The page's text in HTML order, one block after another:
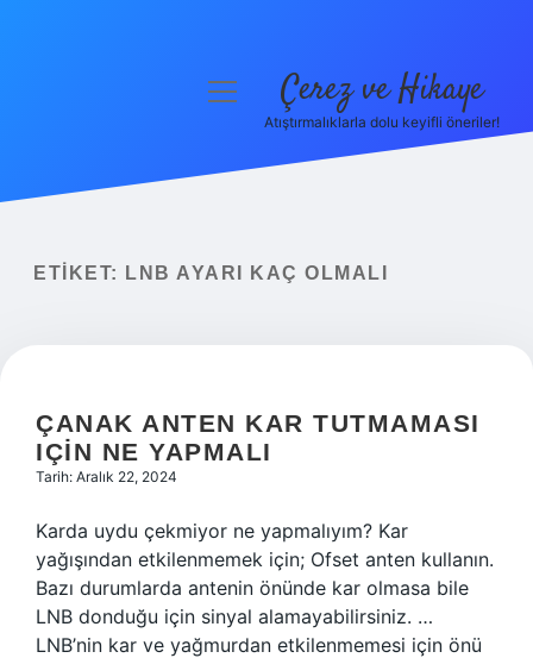
Yasal Uyarı
menüyü Çerez ve Hikaye
Atıştırmalıklarla dolu keyifli öneriler!
ETIKET: LNB AYARI KAÇ OLMALI
ÇANAK ANTEN KAR TUTMAMASI
IÇIN NE YAPMALI
Tarih: Aralık 22, 2024
Karda uydu çekmiyor ne yapmalıyım? Kar
yağışından etkilenmemek için; Ofset anten kullanın.
Bazı durumlarda antenin önünde kar olmasa bile
LNB donduğu için sinyal alamayabilirsiniz. …
LNB’nin kar ve yağmurdan etkilenmemesi için önü